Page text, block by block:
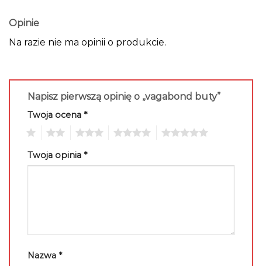
Opinie
Na razie nie ma opinii o produkcie.
Napisz pierwszą opinię o „vagabond buty”
Twoja ocena *
Twoja opinia *
Nazwa *